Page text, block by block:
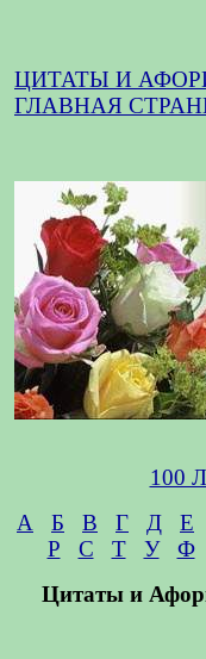
ЦИТАТЫ И
ГЛАВНАЯ
100
А
Б В Г Д Е
Р
С Т У Ф
Цитаты и